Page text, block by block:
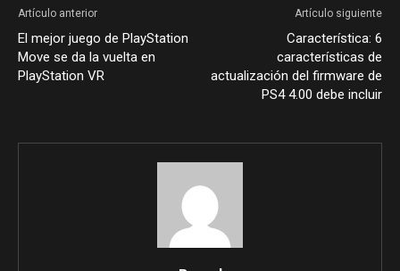
Artículo anterior
El mejor juego de PlayStation
Move se da la vuelta en
PlayStation VR
Artículo siguiente
Característica: 6
características de
actualización del firmware de
PS4 4.00 debe incluir